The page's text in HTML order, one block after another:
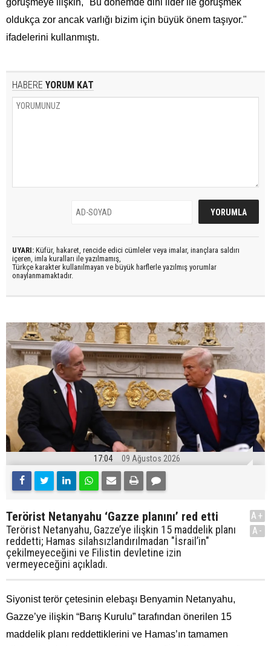
görüşmeye ilişkin, "Bu dönemde dini lider ile görüşmek
oldukça zor ancak varlığı bizim için büyük önem taşıyor."
ifadelerini kullanmıştı.
HABERE YORUM KAT
UYARI: Küfür, hakaret, rencide edici cümleler veya imalar, inançlara saldırı
içeren, imla kuralları ile yazılmamış,
Türkçe karakter kullanılmayan ve büyük harflerle yazılmış yorumlar
onaylanmamaktadır.
17:04 09 Ağustos 2026
Terörist Netanyahu ‘Gazze planını’ red etti
Terörist Netanyahu, Gazze’ye ilişkin 15 maddelik planı
reddetti; Hamas silahsızlandırılmadan "İsrail’in"
çekilmeyeceğini ve Filistin devletine izin
vermeyeceğini açıkladı.
A+
A-
Siyonist terör çetesinin elebaşı Benyamin Netanyahu,
Gazze’ye ilişkin “Barış Kurulu” tarafından önerilen 15
maddelik planı reddettiklerini ve Hamas’ın tamamen